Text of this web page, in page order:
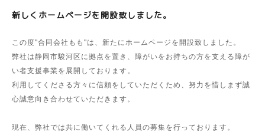
新しくホームページを開設致しました。
この度"合同会社もも"は、新たにホームページを開設致しました。
弊社は静岡市駿河区に拠点を置き、障がいをお持ちの方を支える障が
い者支援事業を展開しております。
利用してくださる方々に信頼をしていただくため、努力を惜しまず誠
心誠意向き合わせていただきます。
現在、弊社では共に働いてくれる人員の募集を行っております。